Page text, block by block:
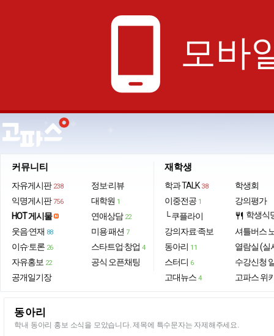
phone_android 모바
커뮤니티
자유게시판 238
익명게시판 756
HOT 게시물
웃음·연재 88
이슈·토론 26
자유홍보 22
공개일기장
정보·리뷰
대학원 1
연애상담 22
미용·패션 7
스타트업·창업 4
공식 오픈채팅
재학생
학과 TALK 38
이중전공 1
└ 쿠플라이
강의자료·족보
동아리 11
스터디 6
고대뉴스 4
학생회
강의평가
restaurant 학생식
셔틀버스
열람실 (실
수강신청
고파스 위
동아리
학내 동아리 홍보 소식을 모았습니다. 제목에 특수문자는 자제해주세요.